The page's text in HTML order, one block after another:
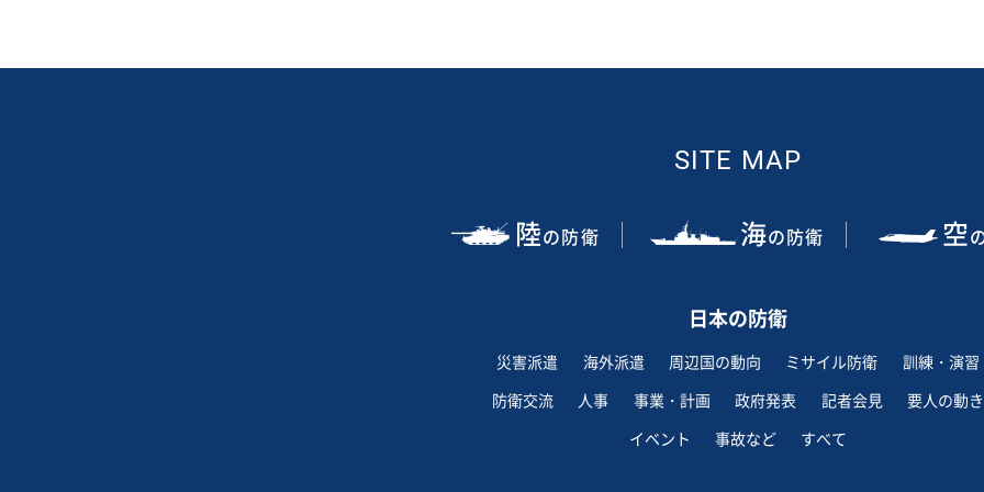
SITE MAP
陸の防衛 海の防衛 空
日本の防衛
災害派遣 海外派遣 周辺国の動向 ミサイル防衛
訓練・演習
防衛交流
人事 事業・計画 政府発表 記者会見
要人の動き
イベント
事故など すべて